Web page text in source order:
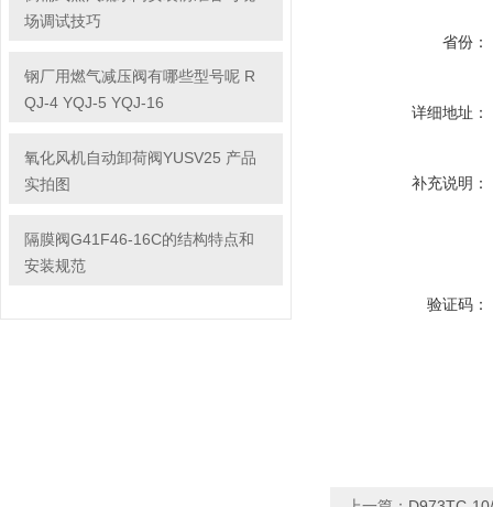
场调试技巧
钢厂用燃气减压阀有哪些型号呢 R
QJ-4 YQJ-5 YQJ-16
氧化风机自动卸荷阀YUSV25 产品
实拍图
隔膜阀G41F46-16C的结构特点和
安装规范
省份：
详细地址：
补充说明：
验证码：